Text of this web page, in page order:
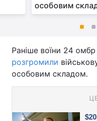
особовим
Раніше воїни 24
розгромили
особовим складом.